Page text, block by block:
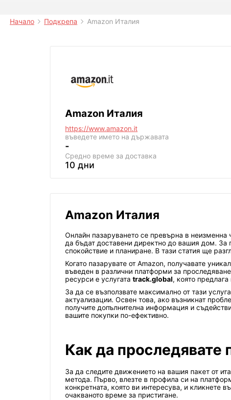
Начало Подкрепа Amazon Италия
Amazon Италия
https://www.amazon.it
въведете името на държавата
-
Средно време за доставка
10 дни
Amazon Италия
Онлайн пазаруването се превърна в неизменна
да бъдат доставени директно до вашия дом. За
спокойствие и планиране. В тази статия ще
Когато пазарувате от Amazon, получавате
въведен в различни платформи за
ресурси е услугата track.global, която
За да се възползвате максимално от тази
актуализации. Освен това, ако възникнат
получите допълнителна информация и
вашите покупки по-ефективно.
Как да проследявате
За да следите движението на вашия пакет от
метода. Първо, влезте в профила си на
конкретната, която ви интересува, и кликнете
очакваното време за пристигане.